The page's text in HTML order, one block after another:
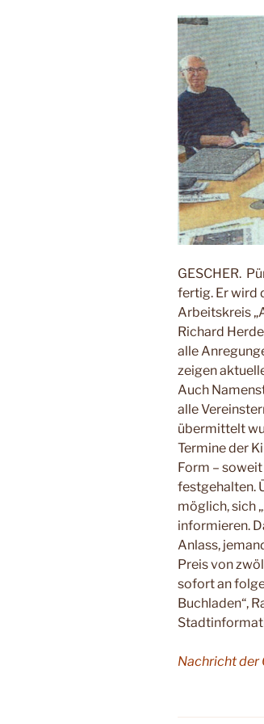
GESCHER.
fertig. Er wird
Arbeitskreis
Richard
alle
zeigen
Auch
alle
übermittelt
Termine der
Form –
festgehalten.
möglich, sich
informieren.
Anlass,
Preis von
so­fort an
Buchla­den“,
Nachrichtder